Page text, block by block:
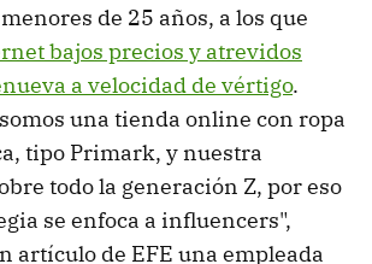
de 25 años, a los que
bajos precios y atrevidos
a velocidad de vértigo.
una tienda online con ropa
tipo Primark, y nuestra
todo la generación Z, por eso
se enfoca a influencers",
artículo de EFE una empleada